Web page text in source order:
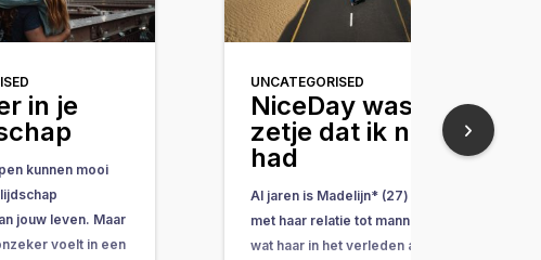
in je
kunnen mooi
jouw leven. Maar
voelt in een
UNCATEGORISED
NiceDay was het
zetje dat ik nodig
had
Al jaren is Madelijn* (27) bezig
met haar relatie tot mannen, iets
wat haar in het verleden al eens